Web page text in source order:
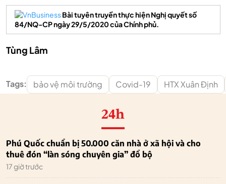
Bài tuyên truyền thực hiện Nghị quyết số
84/NQ-CP ngày 29/5/2020 của Chính phủ.
Tùng Lâm
Tags: bảo vệ môi trường Covid-19 HTX Xuân Định
24h
Phú Quốc chuẩn bị 50.000 căn nhà ở xã hội và cho
thuê đón “làn sóng chuyên gia” đổ bộ
17 giờ trước